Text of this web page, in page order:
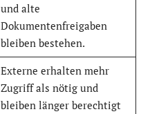
und alte
Dokumentenfreigaben
bleiben bestehen.
Externe erhalten mehr
Zugriff als nötig und
bleiben länger berechtigt